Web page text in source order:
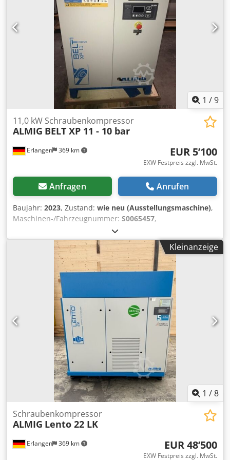
Besuchen Sie unser Ladengeschäft. Wir haben immer eine
große Auswahl an neuen und gebrauchten Kompressoren
auf Lager! Sofort verfügbar.
1 /9
Erlangen 369 km
11,0 kW Schraubenkompressor
ALMIG BELT XP 11 - 10 bar
EUR 5’100
EXW Festpreis zzgl. MwSt.
Anfragen Anrufen
Baujahr: 2023, Zustand: wie neu (Ausstellungsmaschine),
Maschinen-/Fahrzeugnummer: S0065457,
Schraubenkompressor ALMIG BELT XP 11 - 10 bar
(luftgekueht) Bj. 2023 / SOFORT VERFUEGBAR ! Coded Db
Ixspfx Anzeha Technische Daten Typ : BELT XP 11
Betriebsueberdruck : 10 bar(ue) Liefermenge, nach ISO
1217 Anhang C : 1,55 m³/min Schutzart / Isolationsklasse
Antriebsmotor : IP 55/ISO F Nennleistung Antriebsmotor :
11 kW Betriebsspannung / Frequenz : 400/50 V/Hz
Schalldruckpegel (DIN 45635 T.13) : 66 dB(A) Laenge : 800
mm Breite : 670 mm Hoehe : 1100 mm Gewicht : 285 kg
Druckluftanschluss : G 3/4" PROBLEMLOSE LEASING ÜBER
UNSERE HAUSBANK MÖGLICH!
Kleinanzeige
1 /8
Erlangen 369 km
Schraubenkompressor
ALMIG Lento 22 LK
EUR 48’500
EXW Festpreis zzgl. MwSt.